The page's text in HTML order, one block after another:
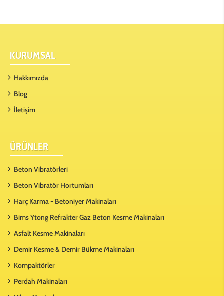
KURUMSAL
Hakkımızda
Blog
İletişim
ÜRÜNLER
Beton Vibratörleri
Beton Vibratör Hortumları
Harç Karma - Betoniyer Makinaları
Bims Ytong Refrakter Gaz Beton Kesme Makinaları
Asfalt Kesme Makinaları
Demir Kesme & Demir Bükme Makinaları
Kompaktörler
Perdah Makinaları